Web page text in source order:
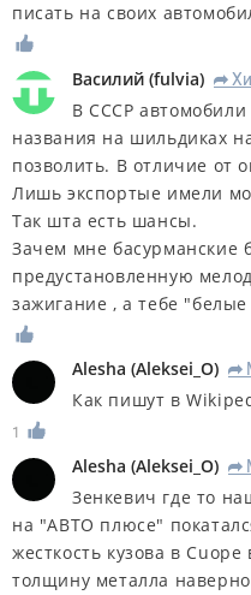
писать на своих
Василий (fulvia) R
В СССР
названия на шильдиках
позволить. В отличие от
Лишь экспортые имели
Так шта есть шансы.
Зачем мне басурманские
предустановленную
зажигание , а тебе
Alesha (Aleksei_O) R
Как пишут в
1
Alesha (Aleksei_O) R
Зенкевич где то
на "АВТО плюсе"
жесткость кузова в
толщину металла